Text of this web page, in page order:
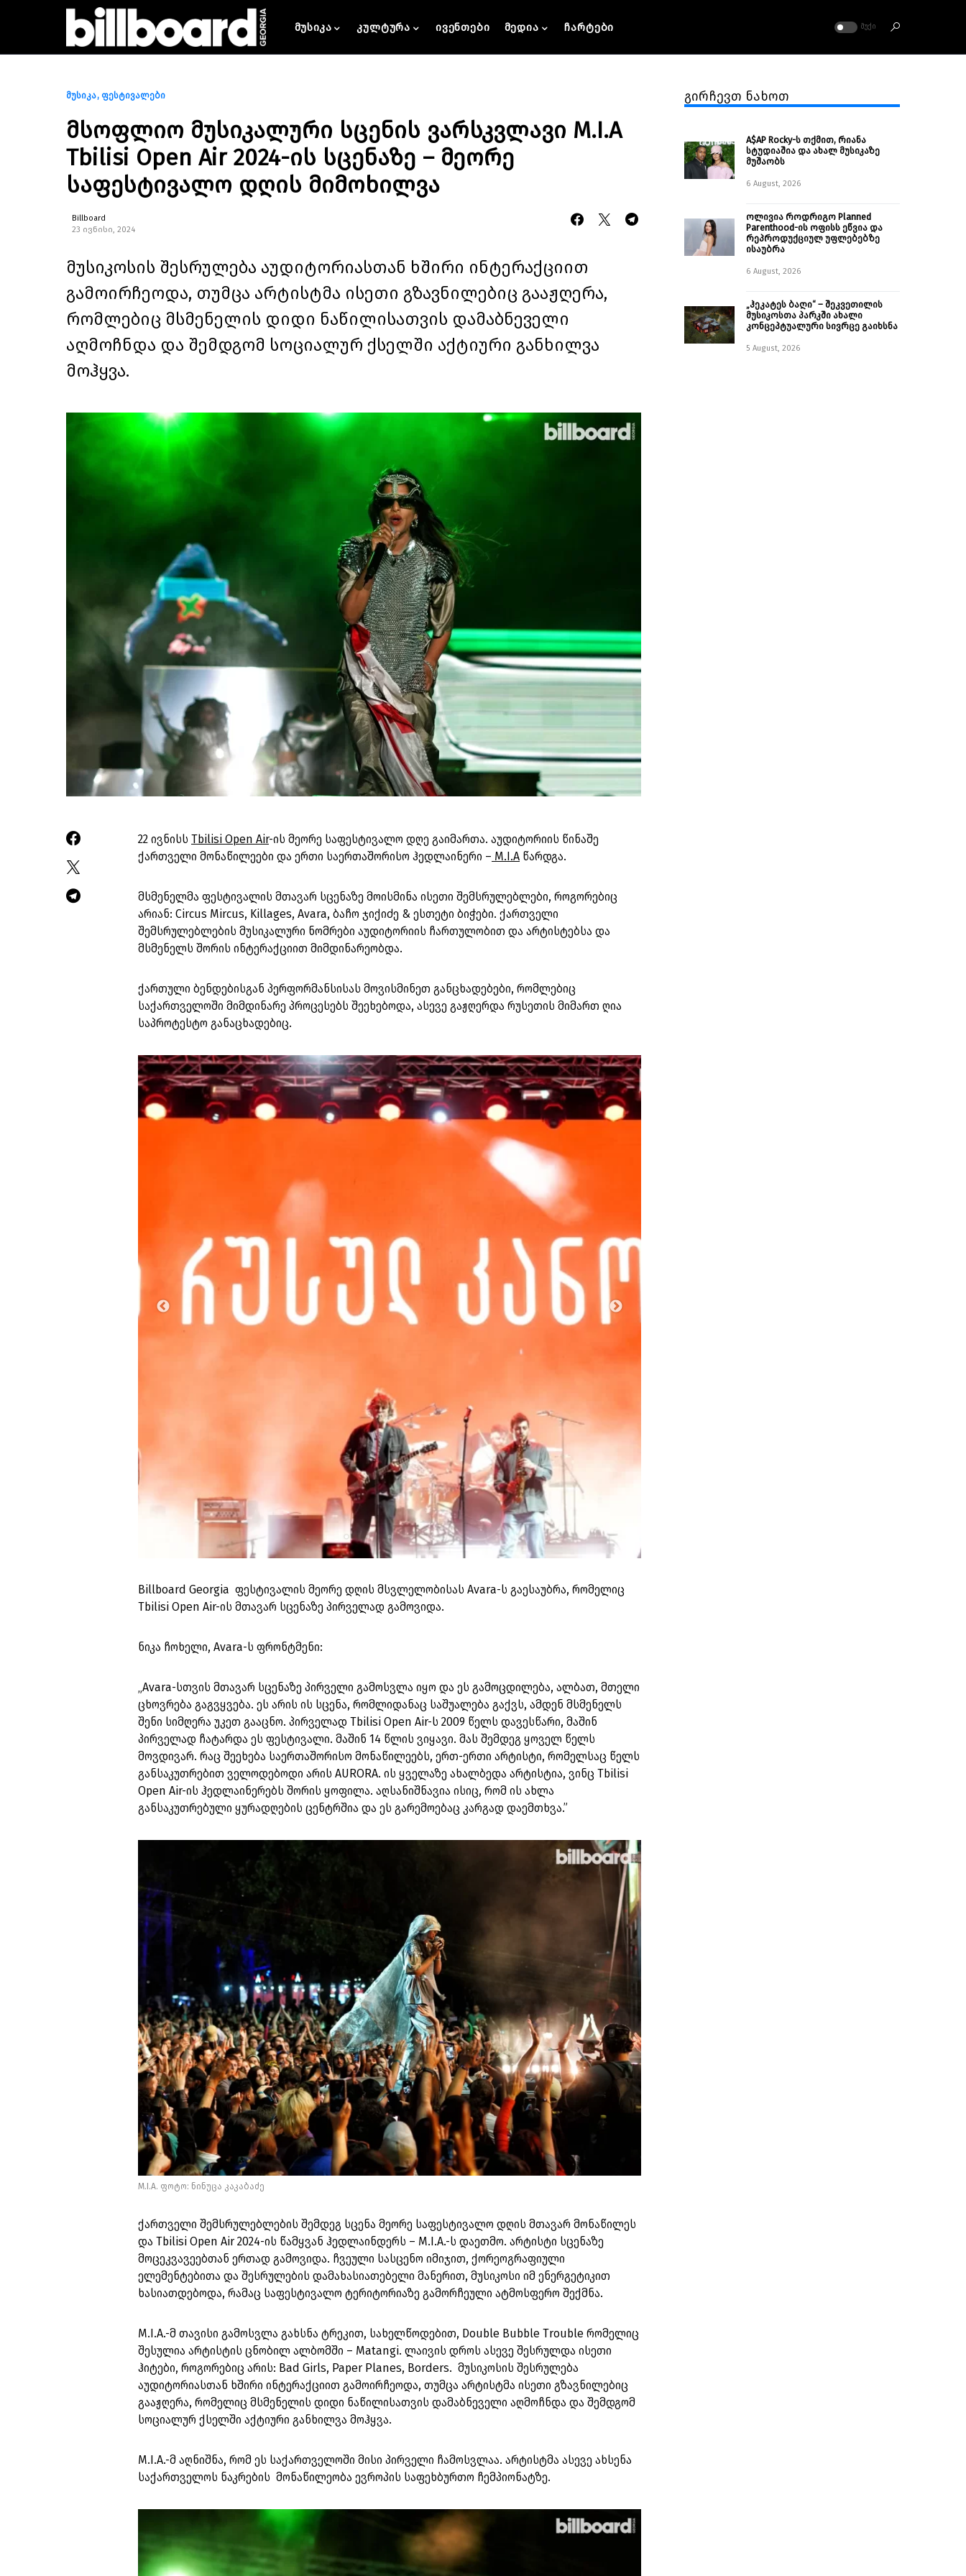
მუსიკა კულტურა ივენთები მედია ჩარტები ᲛᲣᲥᲘ
მუსიკა ფესტივალები
მსოფლიო მუსიკალური სცენის ვარსკვლავი M.I.A
Tbilisi Open Air 2024-ის სცენაზე – მეორე
საფესტივალო დღის მიმოხილვა
Billboard
23 ივნისი, 2024
მუსიკოსის შესრულება აუდიტორიასთან ხშირი ინტერაქციით
გამოირჩეოდა, თუმცა არტისტმა ისეთი გზავნილებიც გააჟღერა,
რომლებიც მსმენელის დიდი ნაწილისათვის დამაბნეველი
აღმოჩნდა და შემდგომ სოციალურ ქსელში აქტიური განხილვა
მოჰყვა.
22 ივნისს Tbilisi Open Air-ის მეორე საფესტივალო დღე გაიმართა. აუდიტორიის წინაშე
ქართველი მონაწილეები და ერთი საერთაშორისო ჰედლაინერი – M.I.A წარდგა.
მსმენელმა ფესტივალის მთავარ სცენაზე მოისმინა ისეთი შემსრულებლები, როგორებიც
არიან: Circus Mircus, Killages, Avara, ბაჩო ჯიქიძე & ესთეტი ბიჭები. ქართველი
შემსრულებლების მუსიკალური ნომრები აუდიტორიის ჩართულობით და არტისტებსა და
მსმენელს შორის ინტერაქციით მიმდინარეობდა.
ქართული ბენდებისგან პერფორმანსისას მოვისმინეთ განცხადებები, რომლებიც
საქართველოში მიმდინარე პროცესებს შეეხებოდა, ასევე გაჟღერდა რუსეთის მიმართ ღია
საპროტესტო განაცხადებიც.
Billboard Georgia ფესტივალის მეორე დღის მსვლელობისას Avara-ს გაესაუბრა, რომელიც
Tbilisi Open Air-ის მთავარ სცენაზე პირველად გამოვიდა.
ნიკა ჩოხელი, Avara-ს ფრონტმენი:
„Avara-სთვის მთავარ სცენაზე პირველი გამოსვლა იყო და ეს გამოცდილება, ალბათ, მთელი
ცხოვრება გაგვყვება. ეს არის ის სცენა, რომლიდანაც საშუალება გაქვს, ამდენ მსმენელს
შენი სიმღერა უკეთ გააცნო. პირველად Tbilisi Open Air-ს 2009 წელს დავესწარი, მაშინ
პირველად ჩატარდა ეს ფესტივალი. მაშინ 14 წლის ვიყავი. მას შემდეგ ყოველ წელს
მოვდივარ. რაც შეეხება საერთაშორისო მონაწილეებს, ერთ-ერთი არტისტი, რომელსაც წელს
განსაკუთრებით ველოდებოდი არის AURORA. ის ყველაზე ახალბედა არტისტია, ვინც Tbilisi
Open Air-ის ჰედლაინერებს შორის ყოფილა. აღსანიშნავია ისიც, რომ ის ახლა
განსაკუთრებული ყურადღების ცენტრშია და ეს გარემოებაც კარგად დაემთხვა.”
M.I.A. ფოტო: ნინუცა კაკაბაძე
ქართველი შემსრულებლების შემდეგ სცენა მეორე საფესტივალო დღის მთავარ მონაწილეს
და Tbilisi Open Air 2024-ის წამყვან ჰედლაინდერს – M.I.A.-ს დაეთმო. არტისტი სცენაზე
მოცეკვავეებთან ერთად გამოვიდა. ჩვეული სასცენო იმიჯით, ქორეოგრაფიული
ელემენტებითა და შესრულების დამახასიათებელი მანერით, მუსიკოსი იმ ენერგეტიკით
ხასიათდებოდა, რამაც საფესტივალო ტერიტორიაზე გამორჩეული ატმოსფერო შექმნა.
M.I.A.-მ თავისი გამოსვლა გახსნა ტრეკით, სახელწოდებით, Double Bubble Trouble რომელიც
შესულია არტისტის ცნობილ ალბომში – Matangi. ლაივის დროს ასევე შესრულდა ისეთი
ჰიტები, როგორებიც არის: Bad Girls, Paper Planes, Borders. მუსიკოსის შესრულება
აუდიტორიასთან ხშირი ინტერაქციით გამოირჩეოდა, თუმცა არტისტმა ისეთი გზავნილებიც
გააჟღერა, რომელიც მსმენელის დიდი ნაწილისათვის დამაბნეველი აღმოჩნდა და შემდგომ
სოციალურ ქსელში აქტიური განხილვა მოჰყვა.
M.I.A.-მ აღნიშნა, რომ ეს საქართველოში მისი პირველი ჩამოსვლაა. არტისტმა ასევე ახსენა
საქართველოს ნაკრების მონაწილეობა ევროპის საფეხბურთო ჩემპიონატზე.
გირჩევთ ნახოთ
A$AP Rocky-ს თქმით, რიანა
სტუდიაშია და ახალ მუსიკაზე
მუშაობს
6 August, 2026
ოლივია როდრიგო Planned
Parenthood-ის ოფისს ეწვია და
რეპროდუქციულ უფლებებზე
ისაუბრა
6 August, 2026
„ჰეკატეს ბაღი“ – შეკვეთილის
მუსიკოსთა პარკში ახალი
კონცეპტუალური სივრცე გაიხსნა ￼
5 August, 2026